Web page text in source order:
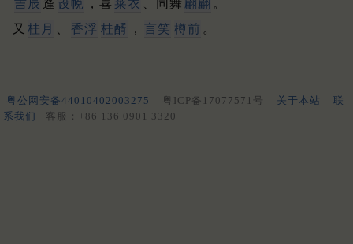
吉辰 逢 设帨 ，喜 莱衣 、同舞 翩翩 。
又 桂月 香浮 桂醑 ， 言笑 樽前 。
粤公网安备44010402003275 粤ICP备17077571号 关于本站
联
系我们
客服：+86 136 0901 3320